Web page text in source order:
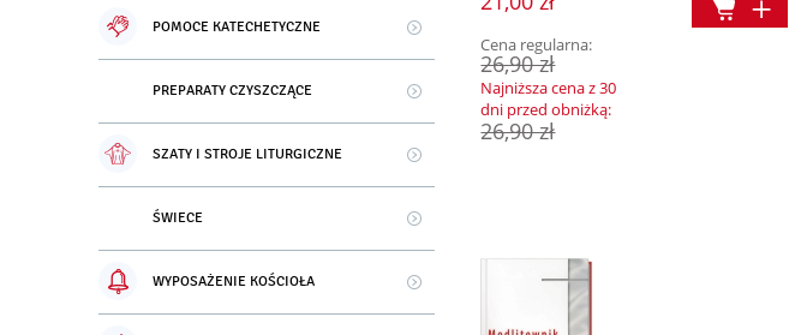
POMOCE KATECHETYCZNE
PREPARATY CZYSZCZĄCE
SZATY I STROJE LITURGICZNE
ŚWIECE
WYPOSAŻENIE KOŚCIOŁA
Cena regularna:
26,90 zł
Najniższa cena z 30
dni przed obniżką:
26,90 zł